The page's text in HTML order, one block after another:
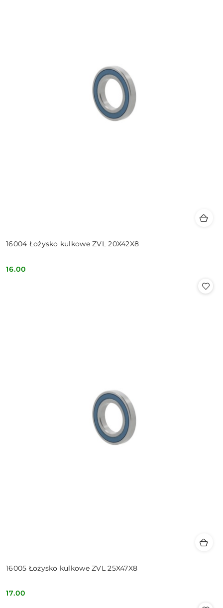
16004 Łożysko kulkowe ZVL 20X42X8
Cena:
16.00
16005 Łożysko kulkowe ZVL 25X47X8
Cena:
17.00